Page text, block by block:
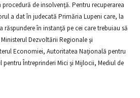
de insolvenţă. Pentru recuperarea
a dat în judecată Primăria Lupeni care, la
răspundere în instanţă pe cei care trebuiau să
Dezvoltării Regionale şi
Economiei, Autoritatea Naţională pentru
pentru Întreprinderi Mici şi Mijlocii, Mediul de